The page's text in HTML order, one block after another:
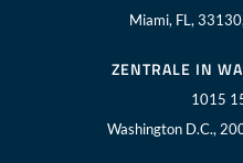
Miami, FL,
ZENTRALE IN
1015
Washington D.C.,